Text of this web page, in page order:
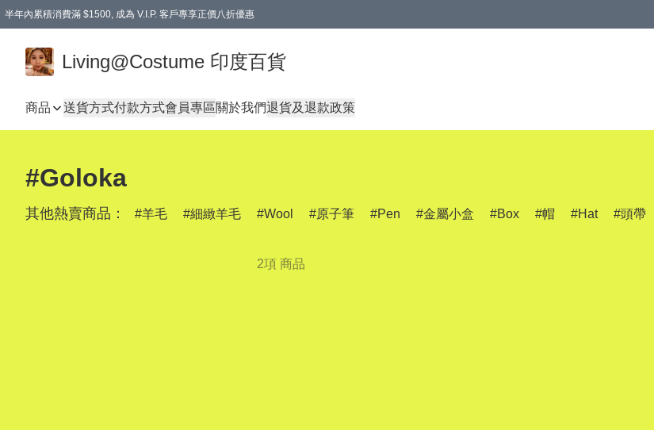
半年內累積消費滿 $1500, 成為 V.I.P. 客戶專享正價八折優惠
Living@Costume 印度百貨
商品 送貨方式付款方式會員專區關於我們退貨及退款政策
#Goloka
其他熱賣商品： 羊毛 細緻羊毛 Wool 原子筆 Pen 金屬小盒 Box 帽 Hat 頭帶
2項 商品